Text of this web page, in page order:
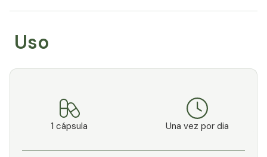
Uso
1 cápsula Una vez por dia